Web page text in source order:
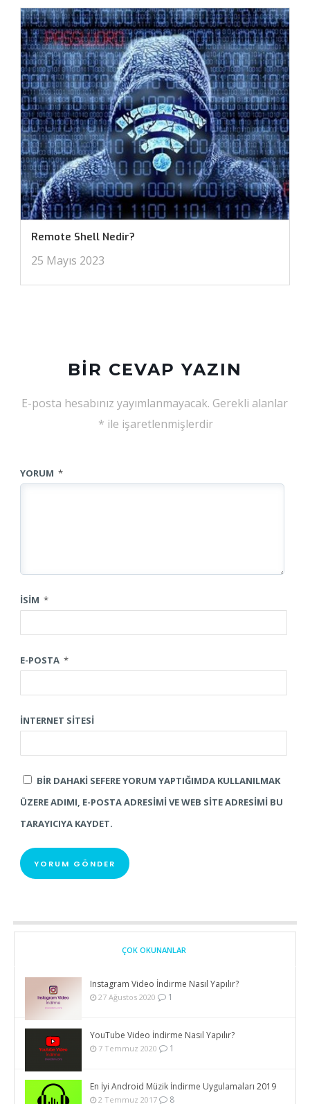
Remote Shell Nedir?
25 Mayıs 2023
BIR CEVAP YAZIN
E-posta hesabınız yayımlanmayacak. Gerekli alanlar
* ile işaretlenmişlerdir
YORUM *
İSIM *
E-POSTA *
İNTERNET SITESI
BIR DAHAKI SEFERE YORUM YAPTIĞIMDA KULLANILMAK
ÜZERE ADIMI, E-POSTA ADRESIMI VE WEB SITE ADRESIMI BU
TARAYICIYA KAYDET.
ÇOK OKUNANLAR
Instagram Video İndirme Nasıl Yapılır?
27 Ağustos 2020 1
YouTube Video İndirme Nasıl Yapılır?
7 Temmuz 2020 1
En İyi Android Müzik İndirme Uygulamaları 2019
2 Temmuz 2017 8